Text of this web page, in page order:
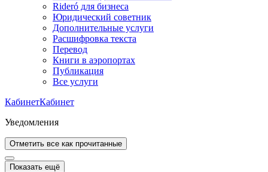
Rideró для бизнеса
Юридический советник
Дополнительные услуги
Расшифровка текста
Перевод
Книги в аэропортах
Публикация
Все услуги
КабинетКабинет
Уведомления
Отметить все как прочитанные
Показать ещё